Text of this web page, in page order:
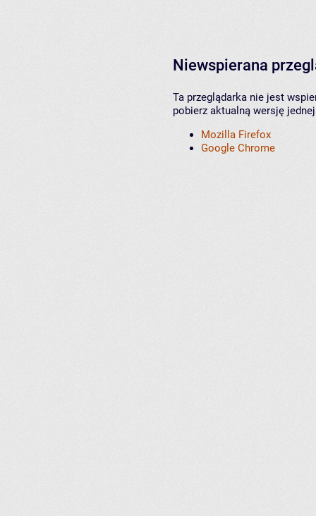
Niewspierana
Ta przeglądarka nie jest
pobierz aktualną wersję
Mozilla Firefox
Google Chrome